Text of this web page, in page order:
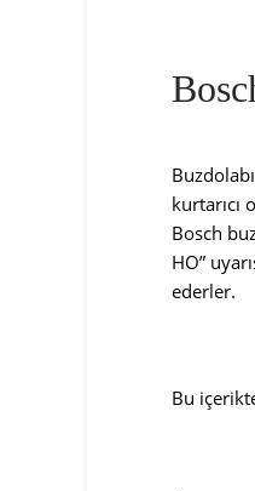
kurtarıcı
Bosch
HO”
ederler.
Bu